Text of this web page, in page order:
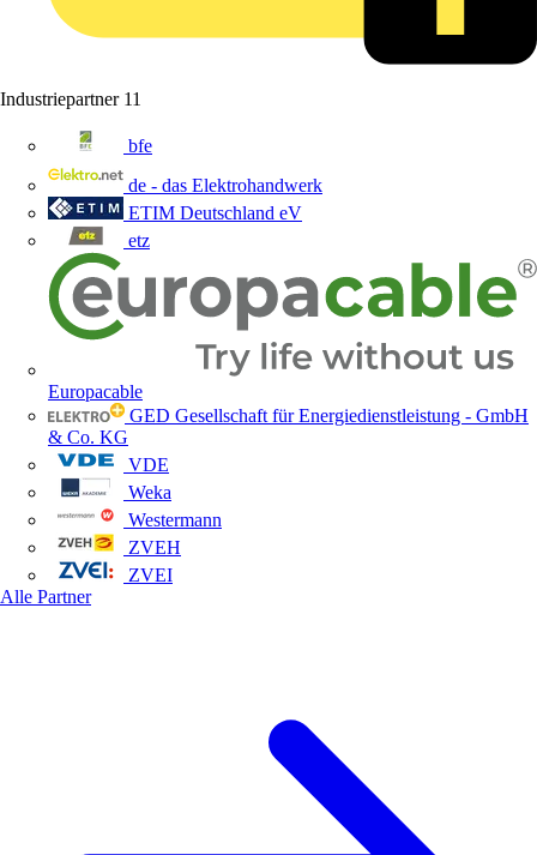
Industriepartner 11
bfe
de - das Elektrohandwerk
ETIM Deutschland eV
etz
Europacable
GED Gesellschaft für Energiedienstleistung - GmbH
& Co. KG
VDE
Weka
Westermann
ZVEH
ZVEI
Alle Partner